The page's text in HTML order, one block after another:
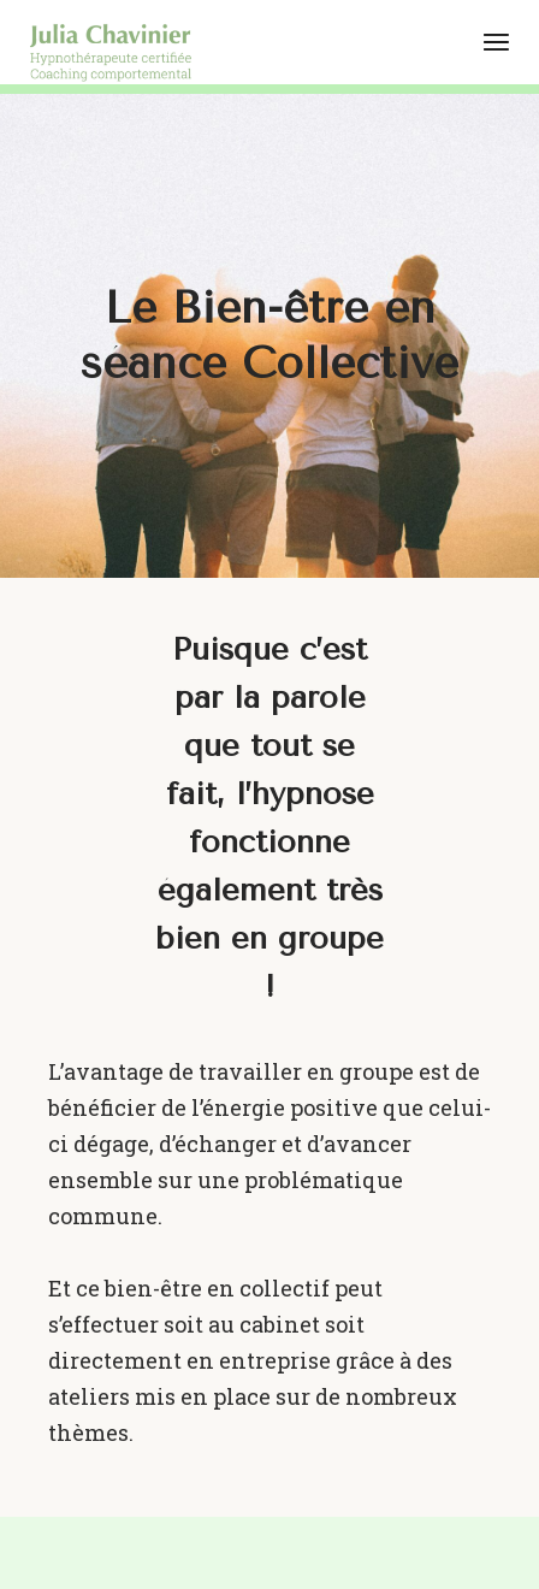
Le Bien-être en
séance Collective
Puisque c’est
par la parole
que tout se
fait, l’hypnose
fonctionne
également très
bien en groupe
!
L’avantage de travailler en groupe est de
bénéficier de l’énergie positive que celui-
ci dégage, d’échanger et d’avancer
ensemble sur une problématique
commune.
Et ce bien-être en collectif peut
s’effectuer soit au cabinet soit
directement en entreprise grâce à des
ateliers mis en place sur de nombreux
thèmes.